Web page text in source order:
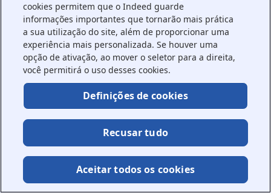
cookies permitem que o Indeed guarde
informações importantes que tornarão mais prática
a sua utilização do site, além de proporcionar uma
experiência mais personalizada. Se houver uma
opção de ativação, ao mover o seletor para a direita,
você permitirá o uso desses cookies.
Definições de cookies
Recusar tudo
Aceitar todos os cookies